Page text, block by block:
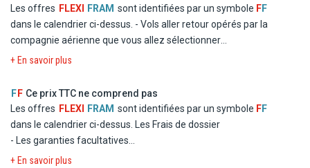
Les offres FLEXI FRAM sont identifiées par un symbole FF
dans le calendrier ci-dessus. - Vols aller retour opérés par la
compagnie aérienne que vous allez sélectionner
- Logement en chambre double standard dans les hôtels
- La formule Pension Complète
- Les taxes d'aéroport et de solidarité
- Le transfert
+ En savoir plus
F F Ce prix TTC ne comprend pas
Les offres FLEXI FRAM sont identifiées par un symbole FF
dans le calendrier ci-dessus.
Les Frais de dossier
- Les garanties facultatives
- Les autres repas et les boissons
+ En savoir plus